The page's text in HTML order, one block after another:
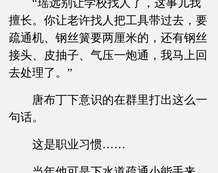
“瑶远别让学校找人了，这事儿我
擅长。你让老许找人把工具带过去，要
疏通机、钢丝簧要两厘米的，还有钢丝
接头、皮抽子、气压一炮通，我马上回
去处理了。”
唐布丁下意识的在群里打出这么一
句话。
这是职业习惯……